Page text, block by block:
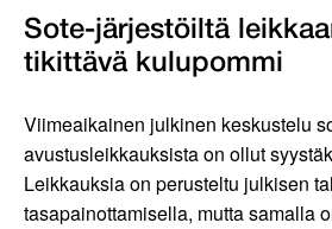
Sote-järjestöiltä
tikittävä kulupommi
Viimeaikainen julkinen keskustelu
avustusleikkauksista on ollut
Leikkauksia on perusteltu julkisen
tasapainottamisella, mutta samalla